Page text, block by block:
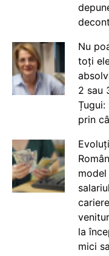
Nu
toți
2 sau
prin
la
mici